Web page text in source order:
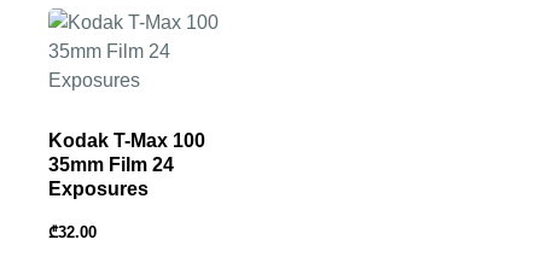
Kodak T-Max 100
35mm Film 24
Exposures
₾32.00